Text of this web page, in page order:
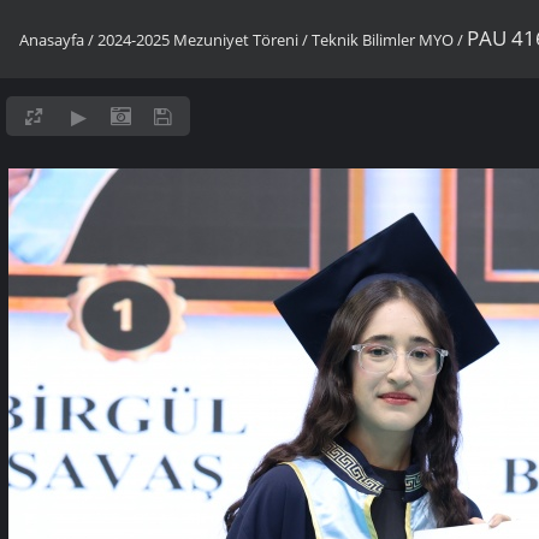
Anasayfa/2024-2025 Mezuniyet Töreni/Teknik Bilimler MYO/ PAU